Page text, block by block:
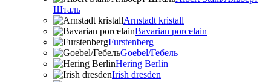
Шталь
Arnstadt kristall
Bavarian porcelain
Furstenberg
Goebel/Гебель
Hering Berlin
Irish dresden